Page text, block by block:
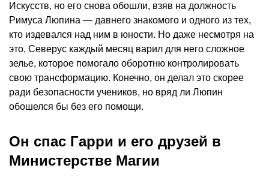
Искусств, но его снова обошли, взяв на должность
Римуса Люпина — давнего знакомого и одного из тех,
кто издевался над ним в юности. Но даже несмотря на
это, Северус каждый месяц варил для него сложное
зелье, которое помогало оборотню контролировать
свою трансформацию. Конечно, он делал это скорее
ради безопасности учеников, но вряд ли Люпин
обошелся бы без его помощи.
Он спас Гарри и его друзей в
Министерстве Магии